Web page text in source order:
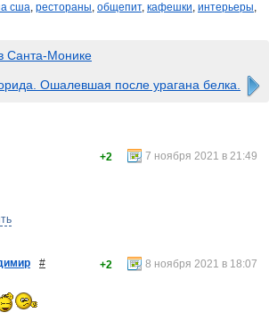
сша, рестораны, общепит, кафешки, интерьеры,
Санта-Монике
Ошалевшая после урагана белка.
7 ноября 2021 в 21:49
+2
# 8 ноября 2021 в 18:07
+2